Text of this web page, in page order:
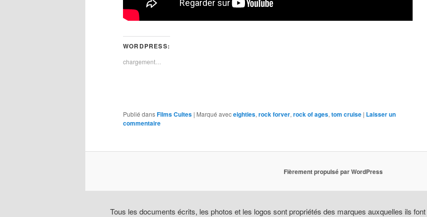
WORDPRESS:
chargement…
Publié dansFilms Cultes | Marqué aveceighties, rock forver, rock of ages, tom cruise | Laisser un
commentaire
Fièrement propulsé par WordPress
Tous les documents écrits, les photos et les logos sont propriétés des marques auxquelles ils